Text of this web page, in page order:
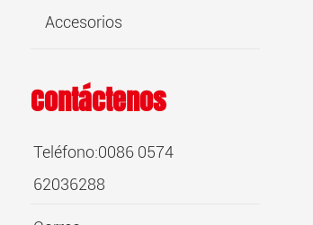
Accesorios
Contáctenos
Teléfono:0086 0574
62036288